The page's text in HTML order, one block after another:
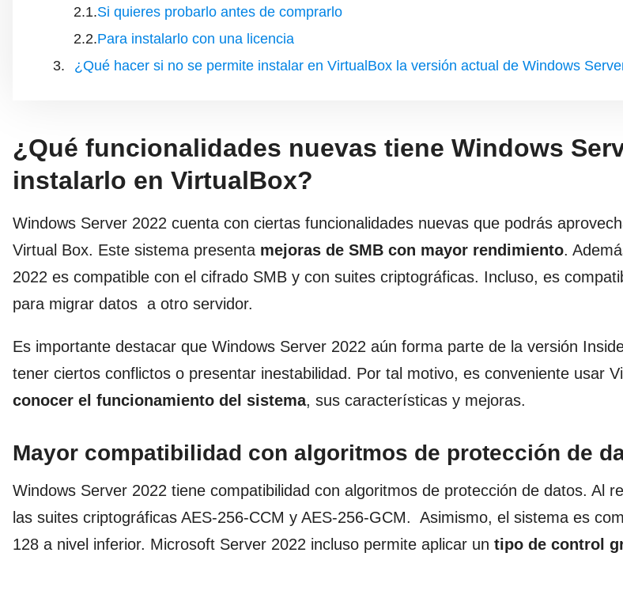
Si quieres probarlo antes de comprarlo
Para instalarlo con una licencia
¿Qué hacer si no se permite instalar en VirtualBox la versión actual de Windows
¿Qué funcionalidades nuevas tiene Windows
instalarlo en VirtualBox?
Windows Server 2022 cuenta con ciertas funcionalidades nuevas que podrás
Virtual Box. Este sistema presenta mejoras de SMB con mayor rendimiento.
2022 es compatible con el cifrado SMB y con suites criptográficas. Incluso, es
para migrar datos a otro servidor.
Es importante destacar que Windows Server 2022 aún forma parte de la versión
tener ciertos conflictos o presentar inestabilidad. Por tal motivo, es conveniente usar
conocer el funcionamiento del sistema, sus características y mejoras.
Mayor compatibilidad con algoritmos de protección de
Windows Server 2022 tiene compatibilidad con algoritmos de protección de datos. Al
las suites criptográficas AES-256-CCM y AES-256-GCM. Asimismo, el sistema es
128 a nivel inferior. Microsoft Server 2022 incluso permite aplicar un tipo de control